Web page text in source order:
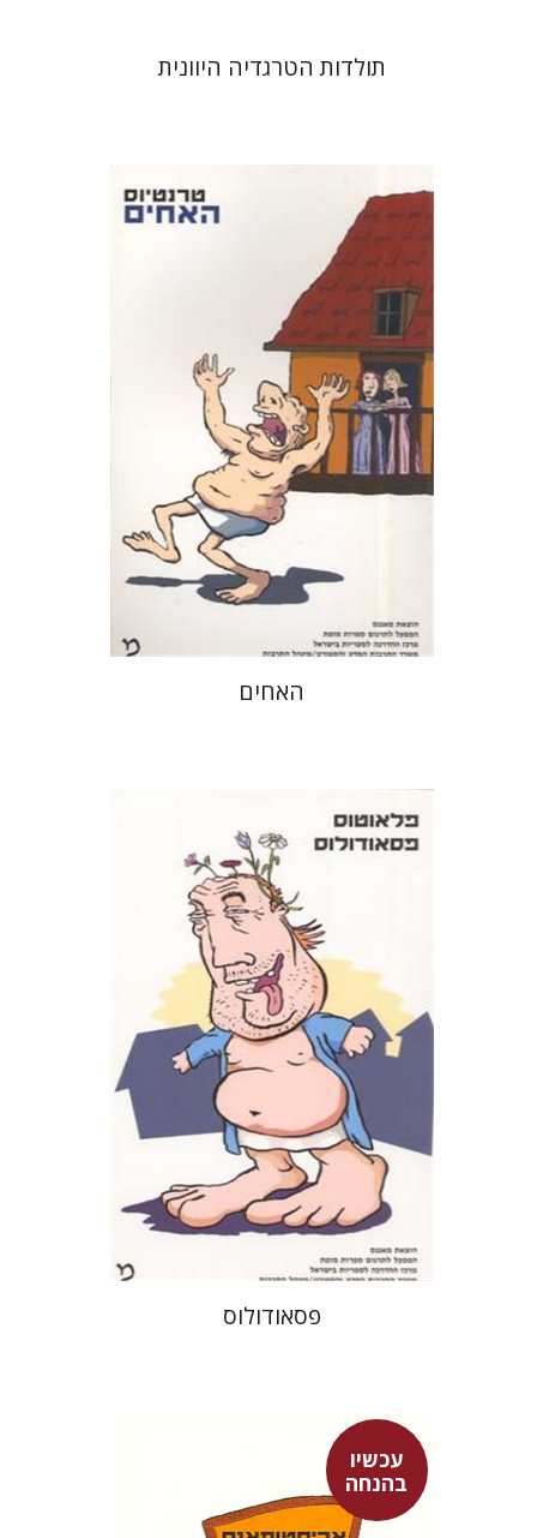
תולדות הטרגדיה היוונית
פובליוס טרנטיוס
דבורה גילולה
הנחת אתר ספר מודפס
$23
$21
האחים
דבורה גילולה
הנחת אתר ספר מודפס
$23
$21
פסאודולוס
עכשיו
בהנחהאריסטופאנס
דבורה גילולה